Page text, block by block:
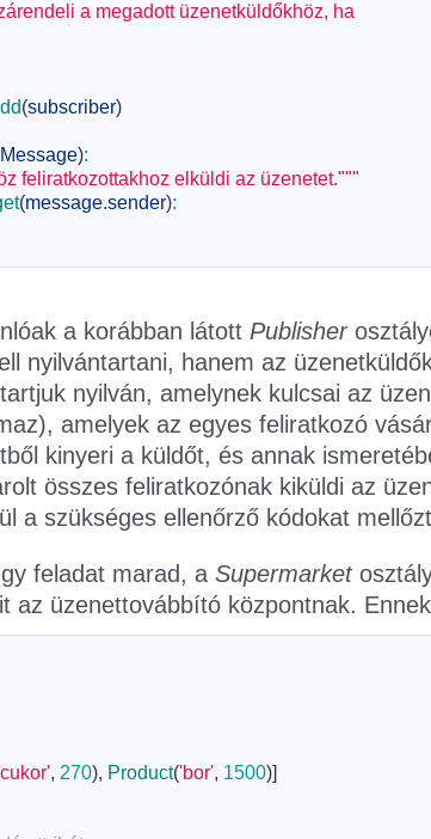
a megadott üzenetküldőkhöz, ha
(subscriber)
):
feliratkozottakhoz elküldi az üzenetet."""
(message.sender):
a korábban látott Publisher
nyilvántartani, hanem az
nyilván, amelynek kulcsai az
amelyek az egyes feliratkozó
kinyeri a küldőt, és annak
összes feliratkozónak kiküldi az
a szükséges ellenőrző kódokat
feladat marad, a Supermarket
az üzenettovábbító központnak.
, 270), Product('bor', 1500)]